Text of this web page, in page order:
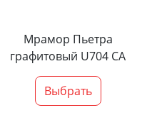
Мрамор Пьетра
графитовый U704 CA
Выбрать